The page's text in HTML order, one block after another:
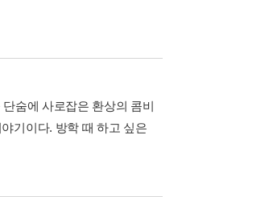
숨에 사로잡은 환상의 콤비
기이다. 방학 때 하고 싶은